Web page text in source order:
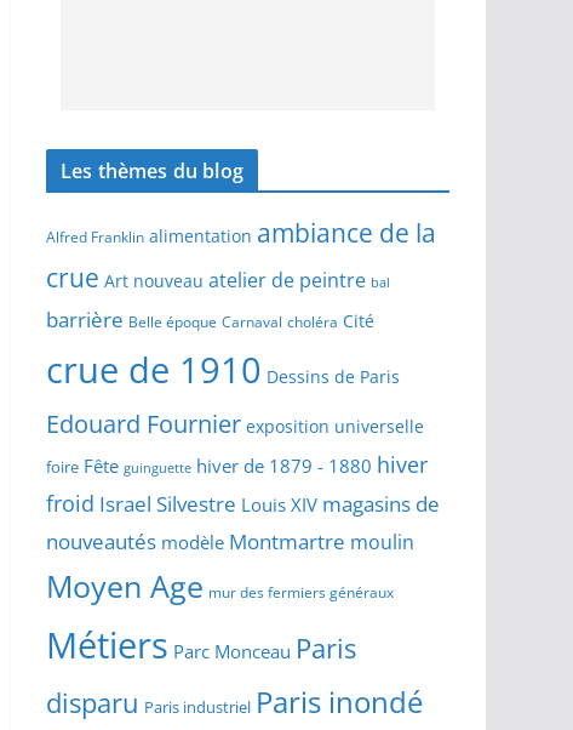
Les thèmes du blog
Alfred Franklin alimentation ambiance de la
crue Art nouveau atelier de peintre bal
barrière Belle époque Carnaval choléra Cité
crue de 1910 Dessins de Paris
Edouard Fournier exposition universelle
foire Fête guinguette hiver de 1879 - 1880 hiver
froid Israel Silvestre Louis XIV magasins de
nouveautés modèle Montmartre moulin
Moyen Age mur des fermiers généraux
Métiers Parc Monceau Paris
disparu Paris industriel Paris inondé